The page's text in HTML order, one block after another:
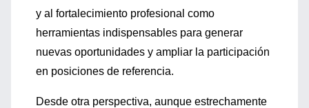
y al fortalecimiento profesional como
herramientas indispensables para generar
nuevas oportunidades y ampliar la participación
en posiciones de referencia.
Desde otra perspectiva, aunque estrechamente